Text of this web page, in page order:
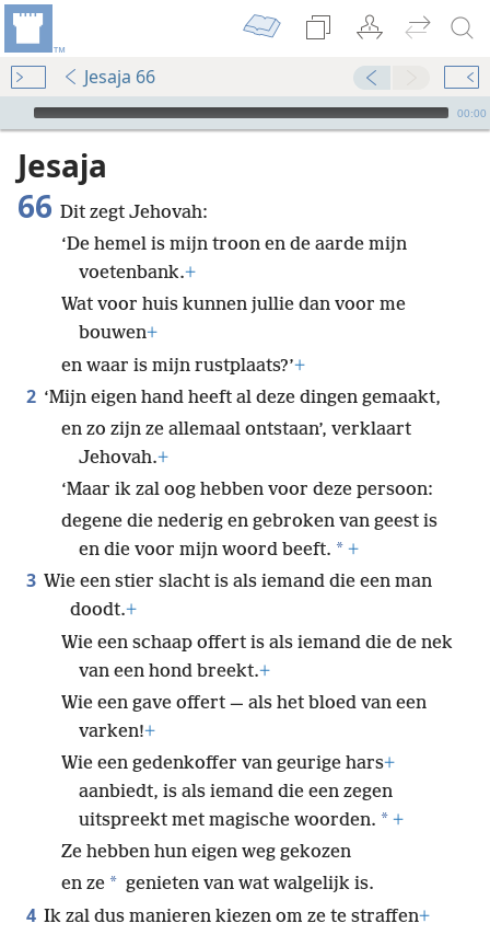
Jesaja 66
Audio Player
00:00
Jesaja
66 Dit zegt Jehovah:
‘De hemel is mijn troon en de aarde mijn
voetenbank.+
Wat voor huis kunnen jullie dan voor me
bouwen+
en waar is mijn rustplaats?’+
2 ‘Mijn eigen hand heeft al deze dingen gemaakt,
en zo zijn ze allemaal ontstaan’, verklaart
Jehovah.+
‘Maar ik zal oog hebben voor deze persoon:
degene die nederig en gebroken van geest is
en die voor mijn woord beeft. * +
3 Wie een stier slacht is als iemand die een man
doodt.+
Wie een schaap offert is als iemand die de nek
van een hond breekt.+
Wie een gave offert — als het bloed van een
varken!+
Wie een gedenkoffer van geurige hars+
aanbiedt, is als iemand die een zegen
uitspreekt met magische woorden. * +
Ze hebben hun eigen weg gekozen
en ze * genieten van wat walgelijk is.
4 Ik zal dus manieren kiezen om ze te straffen+